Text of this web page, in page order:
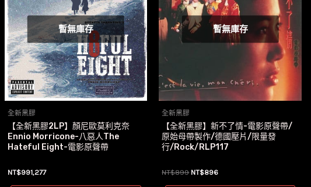
暫無庫存
全新黑膠
【全新黑膠2LP】顏尼歐莫利克奈
Ennio Morricone-八惡人The
Hateful Eight-電影原聲帶
NT$991,277
暫無庫存
全新黑膠
【全新黑膠】新不了情-電影原聲帶/
原始母帶製作/德國壓片/限量發
行/Rock/RLP117
NT$899 原
NT$896目